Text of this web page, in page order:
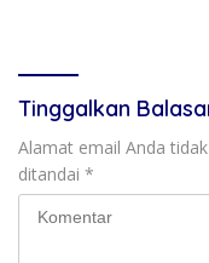
Tinggalkan
Alamat email Anda
ditandai *